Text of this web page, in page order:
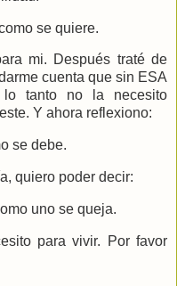
se quiere.
mi. Después traté de
cuenta que sin ESA
lo tanto no la necesito
Y ahora reflexiono:
se debe.
quiero poder decir:
uno se queja.
para vivir. Por favor